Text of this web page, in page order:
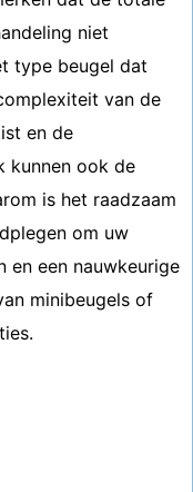
niet
type beugel dat
van de
en de
kunnen ook de
is het raadzaam
om uw
en een nauwkeurige
minibeugels of